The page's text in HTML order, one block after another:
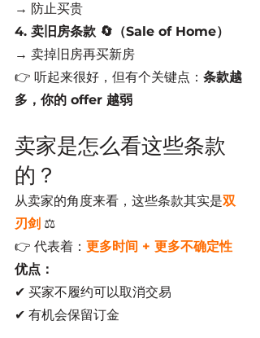
→ 防止买贵
4. 卖旧房条款 🔄（Sale of Home）
→ 卖掉旧房再买新房
👉 听起来很好，但有个关键点： 条款越
多，你的 offer 越弱
卖家是怎么看这些条款
的？
从卖家的角度来看，这些条款其实是双
刃剑 ⚖️
👉 代表着： 更多时间 + 更多不确定性
优点：
✔ 买家不履约可以取消交易
✔ 有机会保留订金